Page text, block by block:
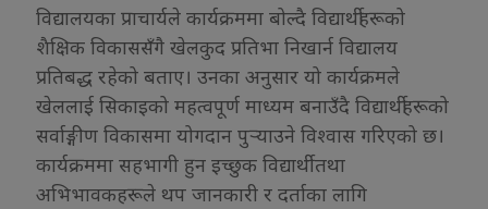
विद्यालयका प्राचार्यले कार्यक्रममा बोल्दै विद्यार्थीहरूको
शैक्षिक विकाससँगै खेलकुद प्रतिभा निखार्न विद्यालय
प्रतिबद्ध रहेको बताए। उनका अनुसार यो कार्यक्रमले
खेललाई सिकाइको महत्वपूर्ण माध्यम बनाउँदै विद्यार्थीहरूको
सर्वाङ्गीण विकासमा योगदान पुर्‍याउने विश्वास गरिएको छ।
कार्यक्रममा सहभागी हुन इच्छुक विद्यार्थी तथा
अभिभावकहरूले थप जानकारी र दर्ताका लागि